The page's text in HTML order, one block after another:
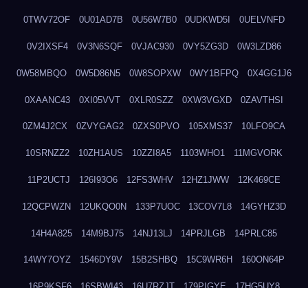
0TWV72OF 0U01AD7B 0U56W7B0 0UDKWD5I 0UELVNFD
0V2IXSF4 0V3N6SQF 0VJAC930 0VY5ZG3D 0W3LZD86
0W58MBQO 0W5D86N5 0W8SOPXW 0WY1BFPQ 0X4GG1J6
0XAANC43 0XI05VVT 0XLR0SZZ 0XW3VGXD 0ZAVTHSI
0ZM4J2CX 0ZVYGAG2 0ZXS0PVO 105XMS37 10LFO9CA
10SRNZZ2 10ZH1AUS 10ZZI8A5 1103WHO1 11MGVORK
11P2UCTJ 126I93O6 12FS3WHV 12HZ1JWW 12K469CE
12QCPWZN 12UKQO0N 133P7UOC 13COV7L8 14GYHZ3D
14H4A825 14M9BJ75 14NJ13LJ 14PRJLGB 14PRLC85
14WY7OYZ 1546DY9V 15B2SHBQ 15C9WR6H 160ON64P